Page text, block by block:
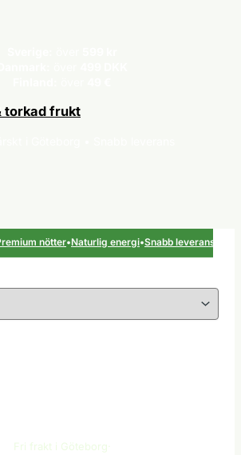
torkad frukt
nötter•Naturlig energi•Snabb leverans•
Fri frakt i Göteborg·